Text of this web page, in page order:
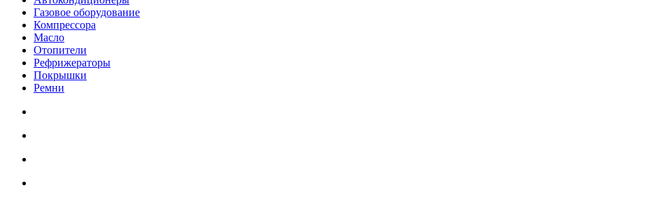
Газовое оборудование
Компрессора
Масло
Отопители
Рефрижераторы
Покрышки
Ремни